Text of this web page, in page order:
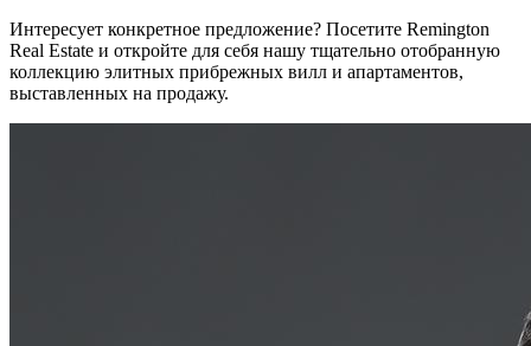
Интересует конкретное предложение? Посетите Remington
Real Estate и откройте для себя нашу тщательно отобранную
коллекцию элитных прибрежных вилл и апартаментов,
выставленных на продажу.